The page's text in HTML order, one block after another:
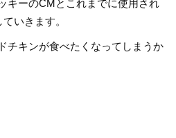
キーのCMとこれまでに使用され
いきます。
チキンが食べたくなってしまうか